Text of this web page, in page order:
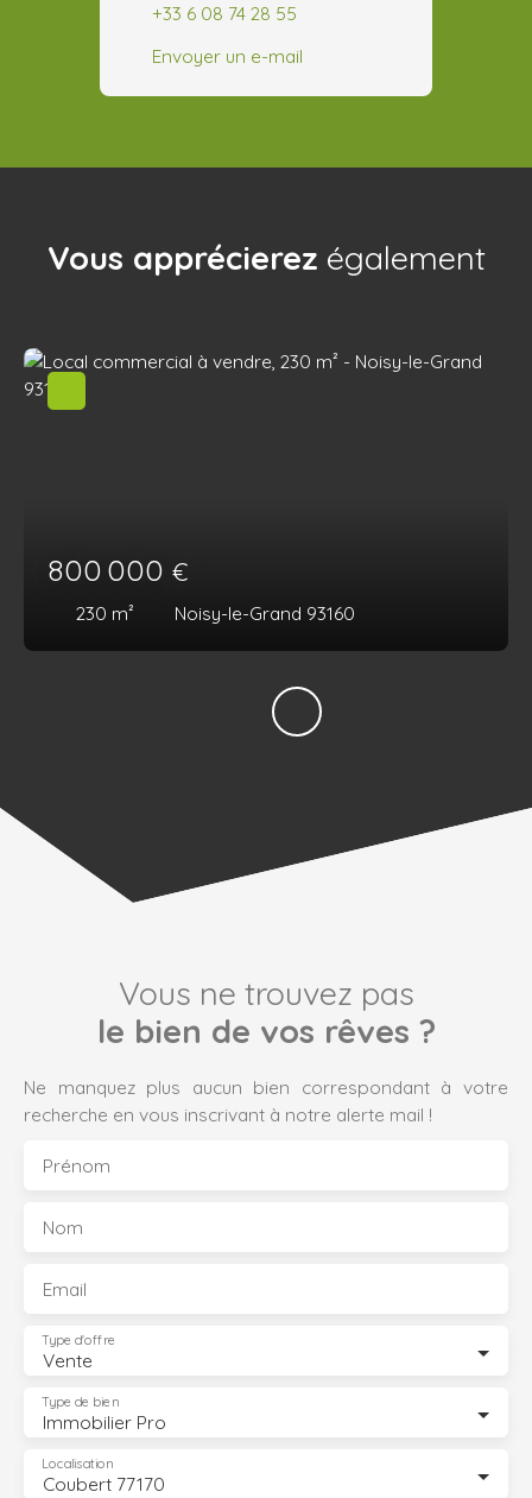
+33 6 08 74 28 55
Envoyer un e-mail
Vous apprécierez également
800 000 €
230 m² Noisy-le-Grand 93160
Vous ne trouvez pas
le bien de vos rêves ?
Ne manquez plus aucun bien correspondant à votre
recherche en vous inscrivant à notre alerte mail !
Prénom
Nom
Email
Vente
Type d'offre
Immobilier Pro
Type de bien
Coubert 77170
Localisation